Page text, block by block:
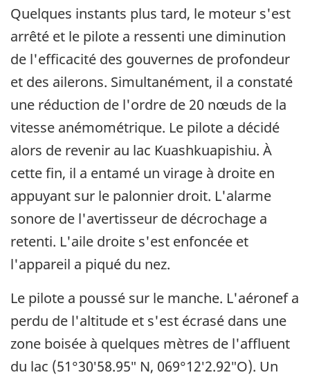
Quelques instants plus tard, le moteur s'est
arrêté et le pilote a ressenti une diminution
de l'efficacité des gouvernes de profondeur
et des ailerons. Simultanément, il a constaté
une réduction de l'ordre de 20 nœuds de la
vitesse anémométrique. Le pilote a décidé
alors de revenir au lac Kuashkuapishiu. À
cette fin, il a entamé un virage à droite en
appuyant sur le palonnier droit. L'alarme
sonore de l'avertisseur de décrochage a
retenti. L'aile droite s'est enfoncée et
l'appareil a piqué du nez.
Le pilote a poussé sur le manche. L'aéronef a
perdu de l'altitude et s'est écrasé dans une
zone boisée à quelques mètres de l'affluent
du lac (51°30′58.95″ N, 069°12′2.92″O). Un